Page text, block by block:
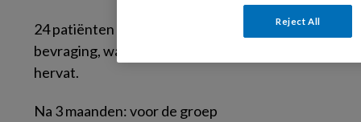
24 patiënten namen deel aan de tweede
bevraging, waarvan 14 het werk hadden
hervat.
Na 3 maanden: voor de groep
Reject All